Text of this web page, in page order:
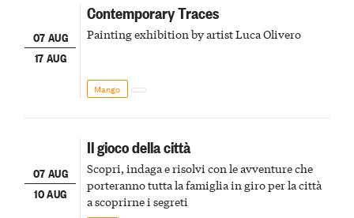
07 AUG
17 AUG
Contemporary Traces
Painting exhibition by artist Luca Olivero
Mango
07 AUG
10 AUG
Il gioco della città
Scopri, indaga e risolvi con le avventure che
porteranno tutta la famiglia in giro per la città
a scoprirne i segreti